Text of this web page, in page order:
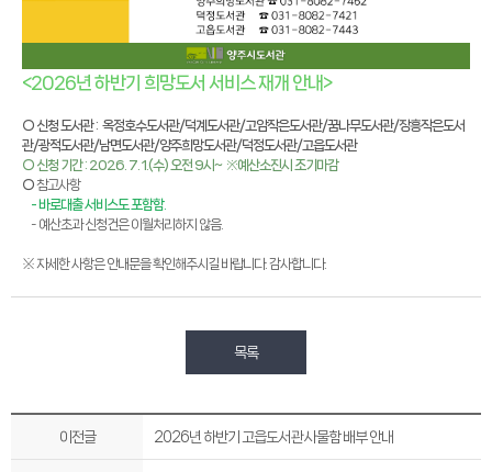
<2026년 하반기 희망도서 서비스 재개 안내>
○ 신청 도서관 : 옥정호수도서관/덕계도서관/고암작은도서관/꿈나무도서관/장흥작은도서
관/광적도서관/남면도서관/양주희망도서관/덕정도서관/고읍도서관
○ 신청 기간 : 2026. 7. 1.(수) 오전 9시~ ※예산소진시 조기마감
○참고사항
- 바로대출 서비스도 포함함.
- 예산초과 신청건은 이월처리하지 않음.
※ 자세한 사항은 안내문을 확인해주시길 바랍니다. 감사합니다.
목록
이전글 2026년 하반기 고읍도서관 사물함 배부 안내